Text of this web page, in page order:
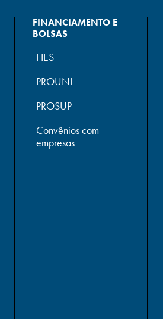
FINANCIAMENTO E
BOLSAS
FIES
PROUNI
PROSUP
Convênios com
empresas